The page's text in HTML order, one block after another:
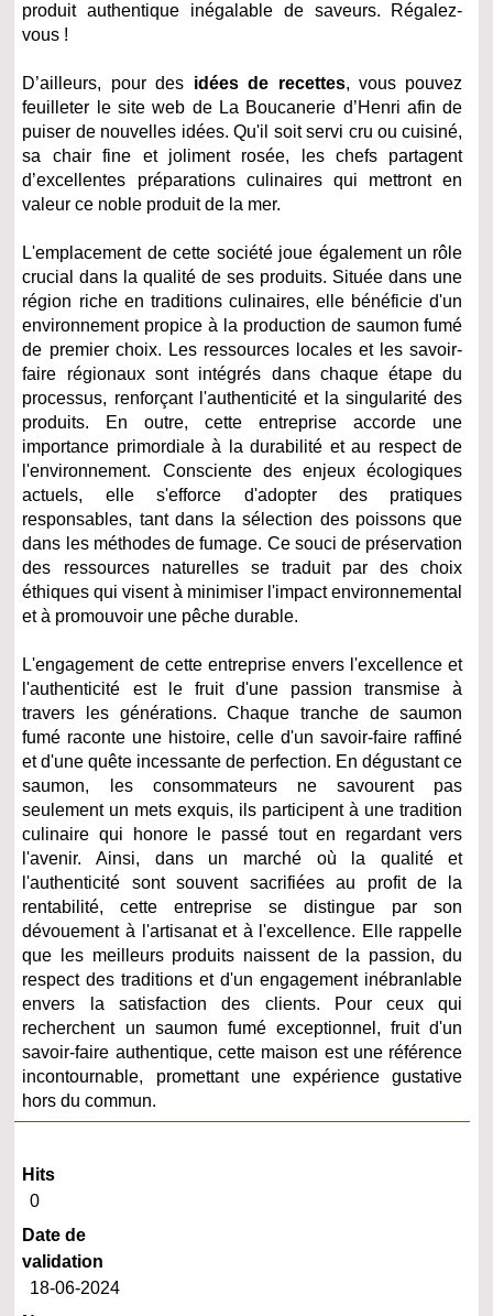
produit authentique inégalable de saveurs. Régalez-
vous !
D’ailleurs, pour des idées de recettes, vous pouvez
feuilleter le site web de La Boucanerie d’Henri afin de
puiser de nouvelles idées. Qu'il soit servi cru ou cuisiné,
sa chair fine et joliment rosée, les chefs partagent
d’excellentes préparations culinaires qui mettront en
valeur ce noble produit de la mer.
L'emplacement de cette société joue également un rôle
crucial dans la qualité de ses produits. Située dans une
région riche en traditions culinaires, elle bénéficie d'un
environnement propice à la production de saumon fumé
de premier choix. Les ressources locales et les savoir-
faire régionaux sont intégrés dans chaque étape du
processus, renforçant l'authenticité et la singularité des
produits. En outre, cette entreprise accorde une
importance primordiale à la durabilité et au respect de
l'environnement. Consciente des enjeux écologiques
actuels, elle s'efforce d'adopter des pratiques
responsables, tant dans la sélection des poissons que
dans les méthodes de fumage. Ce souci de préservation
des ressources naturelles se traduit par des choix
éthiques qui visent à minimiser l'impact environnemental
et à promouvoir une pêche durable.
L'engagement de cette entreprise envers l'excellence et
l'authenticité est le fruit d'une passion transmise à
travers les générations. Chaque tranche de saumon
fumé raconte une histoire, celle d'un savoir-faire raffiné
et d'une quête incessante de perfection. En dégustant ce
saumon, les consommateurs ne savourent pas
seulement un mets exquis, ils participent à une tradition
culinaire qui honore le passé tout en regardant vers
l'avenir. Ainsi, dans un marché où la qualité et
l'authenticité sont souvent sacrifiées au profit de la
rentabilité, cette entreprise se distingue par son
dévouement à l'artisanat et à l'excellence. Elle rappelle
que les meilleurs produits naissent de la passion, du
respect des traditions et d'un engagement inébranlable
envers la satisfaction des clients. Pour ceux qui
recherchent un saumon fumé exceptionnel, fruit d'un
savoir-faire authentique, cette maison est une référence
incontournable, promettant une expérience gustative
hors du commun.
Hits
0
Date de
validation
18-06-2024